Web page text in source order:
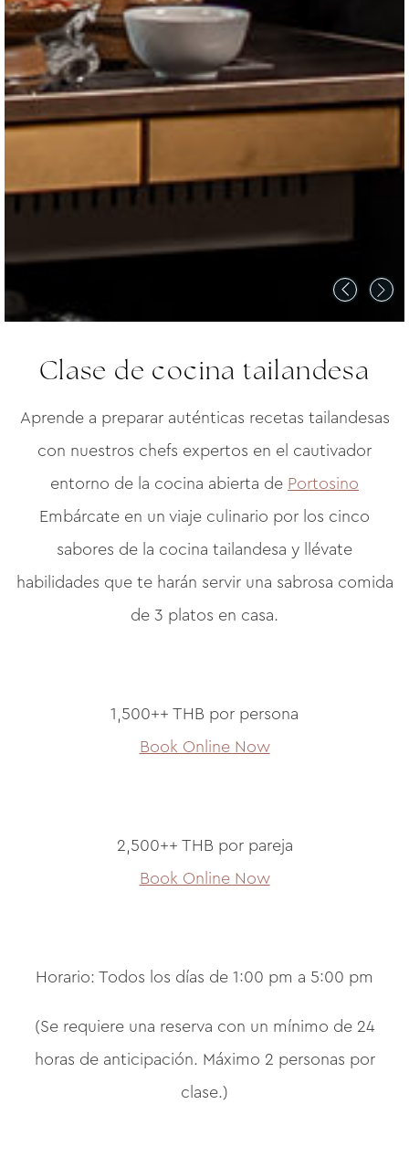
Clase de cocina tailandesa
Aprende a preparar auténticas recetas tailandesas
con nuestros chefs expertos en el cautivador
entorno de la cocina abierta de Portosino
Embárcate en un viaje culinario por los cinco
sabores de la cocina tailandesa y llévate
habilidades que te harán servir una sabrosa comida
de 3 platos en casa.
1,500++ THB por persona
Book Online Now
2,500++ THB por pareja
Book Online Now
Horario: Todos los días de 1:00 pm a 5:00 pm
(Se requiere una reserva con un mínimo de 24
horas de anticipación. Máximo 2 personas por
clase.)